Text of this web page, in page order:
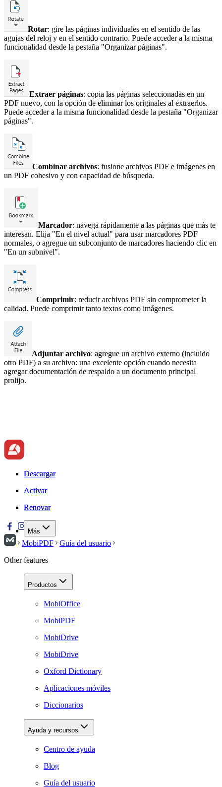
Rotar: gire las páginas individuales en el sentido de las
agujas del reloj y en el sentido contrario. Puede acceder a la misma
funcionalidad desde la pestaña "Organizar páginas".
Extraer páginas: copia las páginas seleccionadas en un
PDF nuevo, con la opción de eliminar los originales al extraerlos.
Puede acceder a la misma funcionalidad desde la pestaña "Organizar
páginas".
Combinar archivos: fusione archivos PDF e imágenes en
un PDF cohesivo y con capacidad de búsqueda.
Marcador: navega rápidamente a las páginas que más te
interesan. Elija "En el nivel actual" para usar marcadores PDF
normales, o agregue un subconjunto de marcadores haciendo clic en
"En un subnivel".
Comprimir: reducir archivos PDF sin comprometer la
calidad. Puede comprimir tanto textos como imágenes.
Adjuntar archivo: agregue un archivo externo (incluido
otro PDF) a su archivo: una excelente opción cuando necesita
agregar documentación de respaldo a un documento principal
prolijo.
Descargar
Activar
Renovar
Más
Descargar
Activar
Renovar
MobiPDF
Guía del usuario
Other features
Productos
MobiOffice
MobiPDF
MobiDrive
MobiDrive
Oxford Dictionary
Aplicaciones móviles
Diccionarios
Ayuda y recursos
Centro de ayuda
Blog
Guía del usuario